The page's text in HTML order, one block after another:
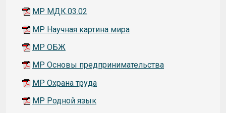
МР МДК.03.02
МР Научная картина мира
МР ОБЖ
МР Основы предпринимательства
МР Охрана труда
МР Родной язык